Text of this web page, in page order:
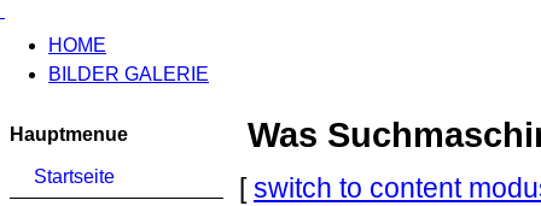
HOME
BILDER GALERIE
Hauptmenue
Startseite
Was
[switch to content